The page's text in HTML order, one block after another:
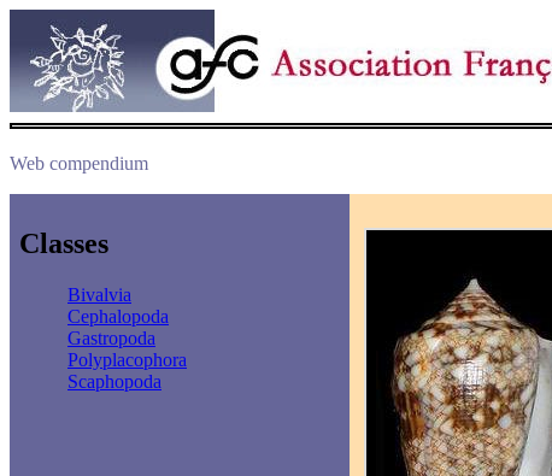
Web compendium
Classes
Bivalvia
Cephalopoda
Gastropoda
Polyplacophora
Scaphopoda